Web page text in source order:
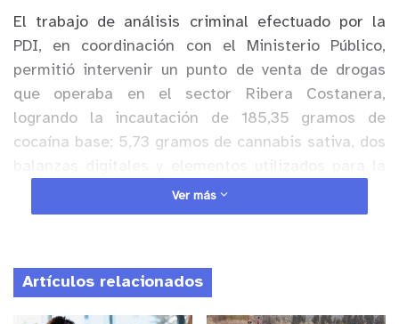
El trabajo de análisis criminal efectuado por la
PDI, en coordinación con el Ministerio Público,
permitió intervenir un punto de venta de drogas
que operaba en el sector Ribera Costanera,
logrando la incautación de 185,35 gramos de
cocaína base; 5,73 gramos de cannabis sativa, dos
dosificación, además, de dinero en efectivo
obtenido por los imputados producto de las ventas.
Los detenidos fueron puestos a disposición del
Juzgado de Garantía La Ligua para su
Ver más
Artículos relacionados